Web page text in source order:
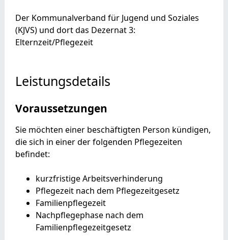
Der Kommunalverband für Jugend und Soziales
(KJVS) und dort das Dezernat 3:
Elternzeit/Pflegezeit
Leistungsdetails
Voraussetzungen
Sie möchten einer beschäftigten Person kündigen,
die sich in einer der folgenden Pflegezeiten
befindet:
kurzfristige Arbeitsverhinderung
Pflegezeit nach dem Pflegezeitgesetz
Familienpflegezeit
Nachpflegephase nach dem
Familienpflegezeitgesetz